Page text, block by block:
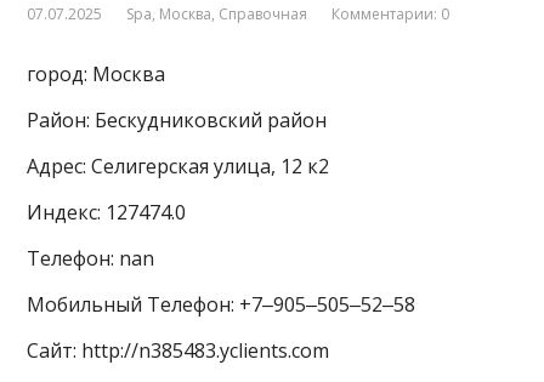
07.07.2025 Spa, Москва, Справочная Комментарии: 0
город: Москва
Район: Бескудниковский район
Адрес: Селигерская улица, 12 к2
Индекс: 127474.0
Телефон: nan
Мобильный Телефон: +7‒905‒505‒52‒58
Сайт: http://n385483.yclients.com